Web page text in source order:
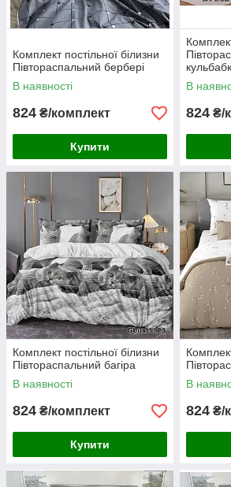
Комплект постільної білизни
Півтораспальний бербері
В наявності
824 ₴/комплект
Купити
В
824 ₴/
Комплект постільної білизни
Півтораспальний багіра
В наявності
824 ₴/комплект
Купити
В
824 ₴/